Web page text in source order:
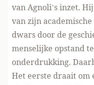
van Agnoli’s inzet.
van zijn
dwars door de
menselijke opstand
onderdrukking.
Het eerste draait om